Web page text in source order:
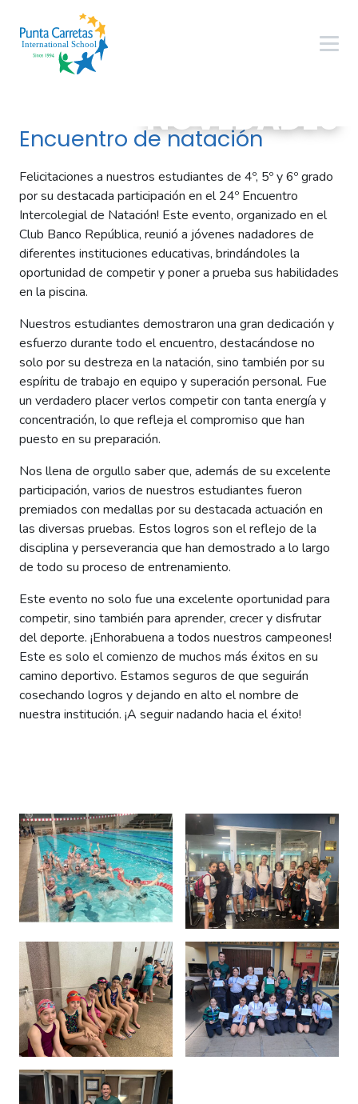
NOVEDADES
Encuentro de natación
Felicitaciones a nuestros estudiantes de 4º, 5º y 6º grado
por su destacada participación en el 24º Encuentro
Intercolegial de Natación! Este evento, organizado en el
Club Banco República, reunió a jóvenes nadadores de
diferentes instituciones educativas, brindándoles la
oportunidad de competir y poner a prueba sus habilidades
en la piscina.
Nuestros estudiantes demostraron una gran dedicación y
esfuerzo durante todo el encuentro, destacándose no
solo por su destreza en la natación, sino también por su
espíritu de trabajo en equipo y superación personal. Fue
un verdadero placer verlos competir con tanta energía y
concentración, lo que refleja el compromiso que han
puesto en su preparación.
Nos llena de orgullo saber que, además de su excelente
participación, varios de nuestros estudiantes fueron
premiados con medallas por su destacada actuación en
las diversas pruebas. Estos logros son el reflejo de la
disciplina y perseverancia que han demostrado a lo largo
de todo su proceso de entrenamiento.
Este evento no solo fue una excelente oportunidad para
competir, sino también para aprender, crecer y disfrutar
del deporte. ¡Enhorabuena a todos nuestros campeones!
Este es solo el comienzo de muchos más éxitos en su
camino deportivo. Estamos seguros de que seguirán
cosechando logros y dejando en alto el nombre de
nuestra institución. ¡A seguir nadando hacia el éxito!